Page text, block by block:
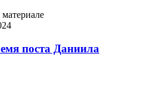
поста Даниила